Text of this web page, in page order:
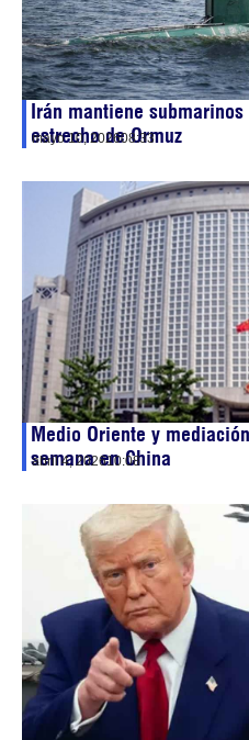
Irán mantiene
estrecho de Ormuz
mayo 10, 202608:33
Medio Oriente y
semana en China
abril 4, 202610:08